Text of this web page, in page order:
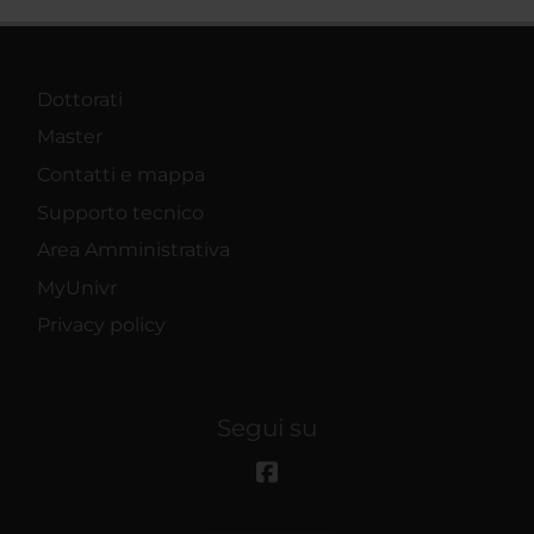
Dottorati
Master
Contatti e mappa
Supporto tecnico
Area Amministrativa
MyUnivr
Privacy policy
Segui su